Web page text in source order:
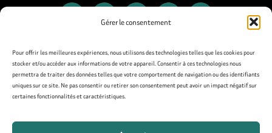
Gérer le consentement
Pour offrir les meilleures expériences, nous utilisons des technologies telles que les cookies pour
stocker et/ou accéder aux informations de votre appareil. Consentir à ces technologies nous
permettra de traiter des données telles que votre comportement de navigation ou des identifiants
uniques sur ce site. Ne pas consentir ou retirer son consentement peut avoir un impact négatif sur
certaines fonctionnalités et caractéristiques.
Contact
Presse